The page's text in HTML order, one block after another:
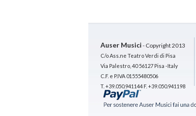
Auser Musici - Copyright 2013
C/o Ass.ne Teatro Verdi di Pisa
Via Palestro, 40 56127 Pisa -Italy
C.F. e P.IVA 01555480506
T. +39.050.941144 F. +39.050.941198